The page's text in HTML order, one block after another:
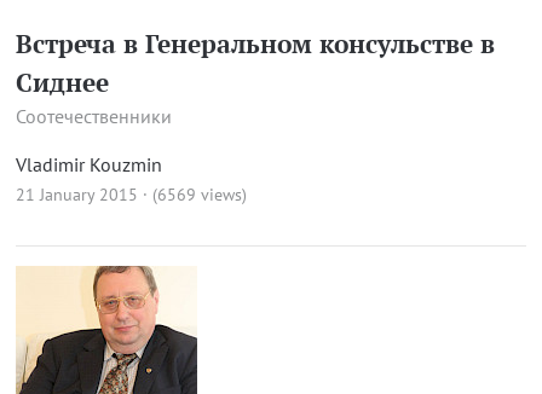
Встреча в Генеральном консульстве в
Сиднее
Соотечественники
Vladimir Kouzmin
21 January 2015 · (6569 views)